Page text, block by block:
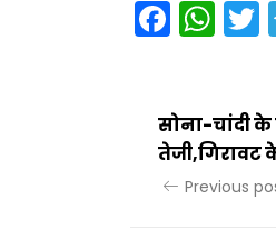
सोना-चांदी
तेजी,गिरावट
Previous